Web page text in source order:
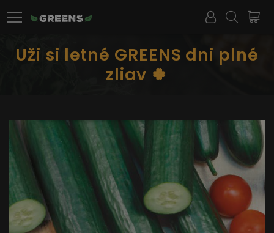
Uži si letné GREENS dni plné
zliav 🍀